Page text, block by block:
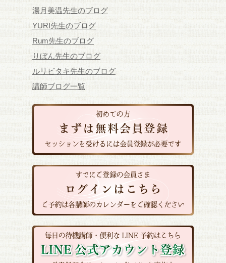
湯月美温先生のブログ
YURI先生のブログ
Rum先生のブログ
りぼん先生のブログ
ルリビタキ先生のブログ
講師ブログ一覧